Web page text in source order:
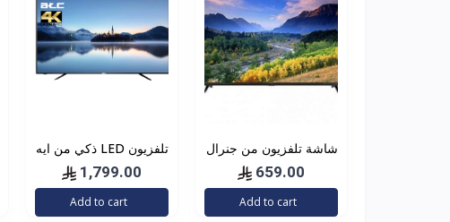
شاشة تلفزيون من جنرال
انش اتش دي ام اي لون
اسود
659.00
Add to cart
تلفزيون LED ذكي من ايه
بوصة بدقة 4 كيه UHD
1,799.00
Add to cart